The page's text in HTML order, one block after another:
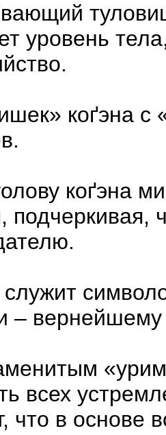
уровень
коґэна с
коґэна
подчеркивая,
–
всех
что в основе